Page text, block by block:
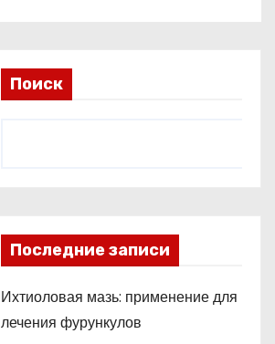
Поиск
Последние записи
Ихтиоловая мазь: применение для
лечения фурункулов